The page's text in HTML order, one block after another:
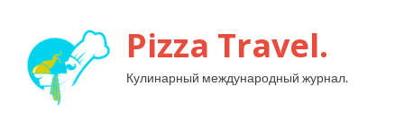
Pizza Travel.
Кулинарный международный журнал.